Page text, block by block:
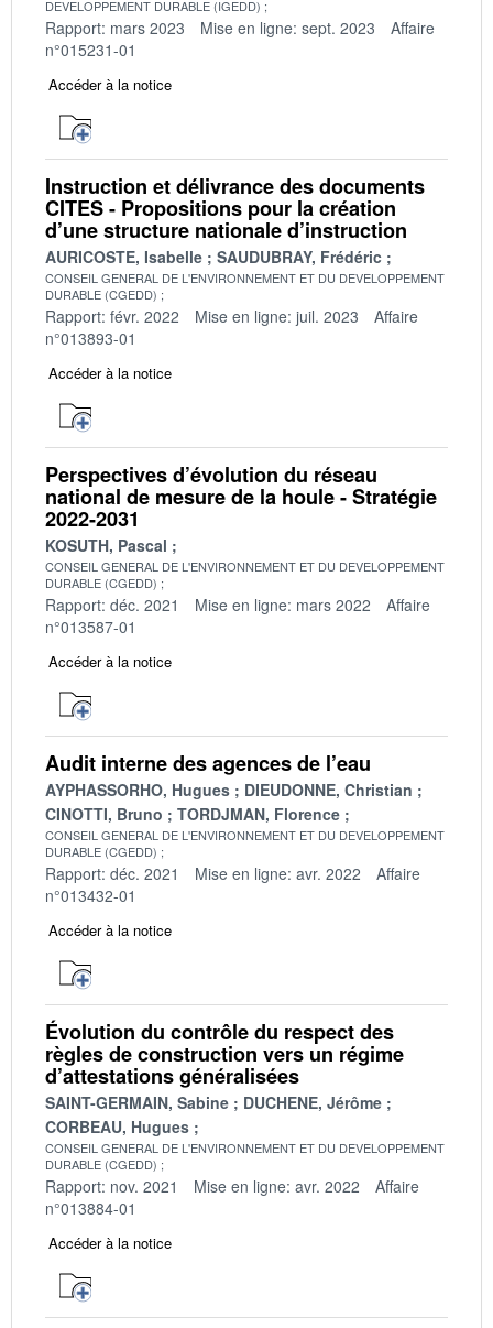
DEVELOPPEMENT DURABLE (IGEDD)
Rapport: mars 2023 Mise en ligne: sept. 2023
Affaire
n°015231-01
Accéder à la notice
Instruction et délivrance des documents
CITES - Propositions pour la création
d’une structure nationale d’instruction
AURICOSTE, Isabelle SAUDUBRAY, Frédéric
CONSEIL GENERAL DE L'ENVIRONNEMENT ET DU DEVELOPPEMENT
DURABLE (CGEDD)
Rapport: févr. 2022 Mise en ligne: juil. 2023
Affaire
n°013893-01
Accéder à la notice
Perspectives d’évolution du réseau
national de mesure de la houle - Stratégie
2022-2031
KOSUTH, Pascal
CONSEIL GENERAL DE L'ENVIRONNEMENT ET DU DEVELOPPEMENT
DURABLE (CGEDD)
Rapport: déc. 2021 Mise en ligne: mars 2022
Affaire
n°013587-01
Accéder à la notice
Audit interne des agences de l’eau
AYPHASSORHO, Hugues
DIEUDONNE, Christian
CINOTTI, Bruno
TORDJMAN, Florence
CONSEIL GENERAL DE L'ENVIRONNEMENT ET DU DEVELOPPEMENT
DURABLE (CGEDD)
Rapport: déc. 2021 Mise en ligne: avr. 2022
Affaire
n°013432-01
Accéder à la notice
Évolution du contrôle du respect des
règles de construction vers un régime
d’attestations généralisées
SAINT-GERMAIN, Sabine
DUCHENE, Jérôme
CORBEAU, Hugues
CONSEIL GENERAL DE L'ENVIRONNEMENT ET DU DEVELOPPEMENT
DURABLE (CGEDD)
Rapport: nov. 2021 Mise en ligne: avr. 2022
Affaire
n°013884-01
Accéder à la notice